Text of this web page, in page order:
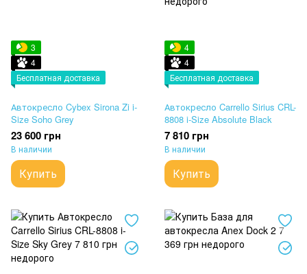
3
4
Бесплатная доставка
Автокресло Cybex Sirona Zi i-
Size Soho Grey
23 600 грн
В наличии
Купить
4
4
Бесплатная доставка
Автокресло Carrello Sirius CRL-
8808 i-Size Absolute Black
7 810 грн
В наличии
Купить